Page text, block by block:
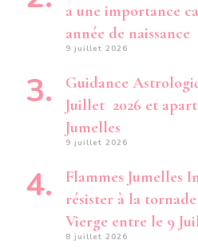
a une importance
année de naissance
9 juillet 2026
Guidance
Juillet 2026 et
Jumelles
9 juillet 2026
Flammes Jumelles
résister à la
Vierge entre le 9
8 juillet 2026